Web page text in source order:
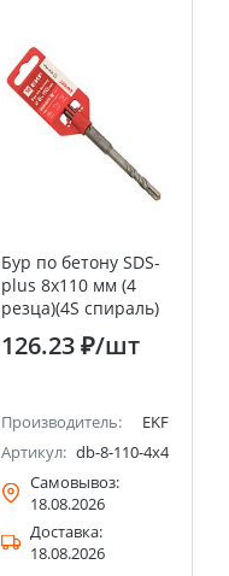
Бур по бетону SDS-
plus 8х110 мм (4
резца)(4S спираль)
EKF Expert
126.23 ₽/шт
Производитель:
EKF
Артикул: db-8-110-4x4
Самовывоз:
18.08.2026
Доставка:
18.08.2026